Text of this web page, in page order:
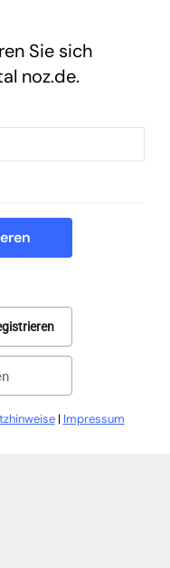
Sie sich
noz.de.
| Impressum